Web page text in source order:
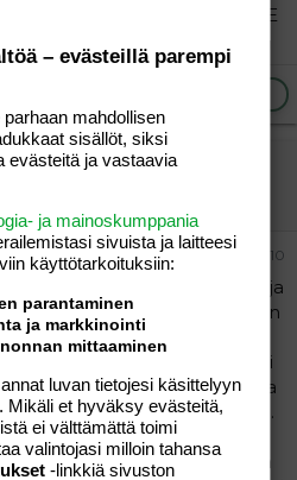
Eli kipin kapin KUNNOLLISELLE
#10
vaikka missä lääkärissä ja
nyt on niitä kausia..." Lapsen
syömään. Tilasin taas
rupes tapahtumaan. Lääkäri
sekoitettava lääke joka
sairaalaan jatkotutkimuksiin.
pätkä jossa ei ole hermoja,
mutta lapsi on iloinen
– evästeillä parempi
mahdollisen
sisällöt, siksi
evästeitä ja vastaavia
ja mainoskumppania
sivuista ja laitteesi
käyttötarkoituksiin:
parantaminen
ja markkinointi
mittaaminen
luvan tietojesi käsittelyyn
Mikäli et hyväksy evästeitä,
ei välttämättä toimi
valintojasi milloin tahansa
-linkkiä sivuston